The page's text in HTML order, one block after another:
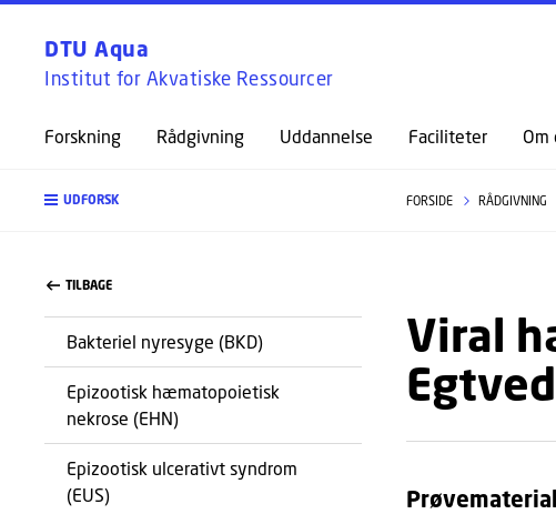
DTU Aqua
Institut for Akvatiske Ressourcer
Forskning Rådgivning Uddannelse Faciliteter Om
UDFORSK FORSIDE RÅDGIVNING
TILBAGE
Bakteriel nyresyge (BKD)
Epizootisk hæmatopoietisk
nekrose (EHN)
Epizootisk ulcerativt syndrom
(EUS)
Viral